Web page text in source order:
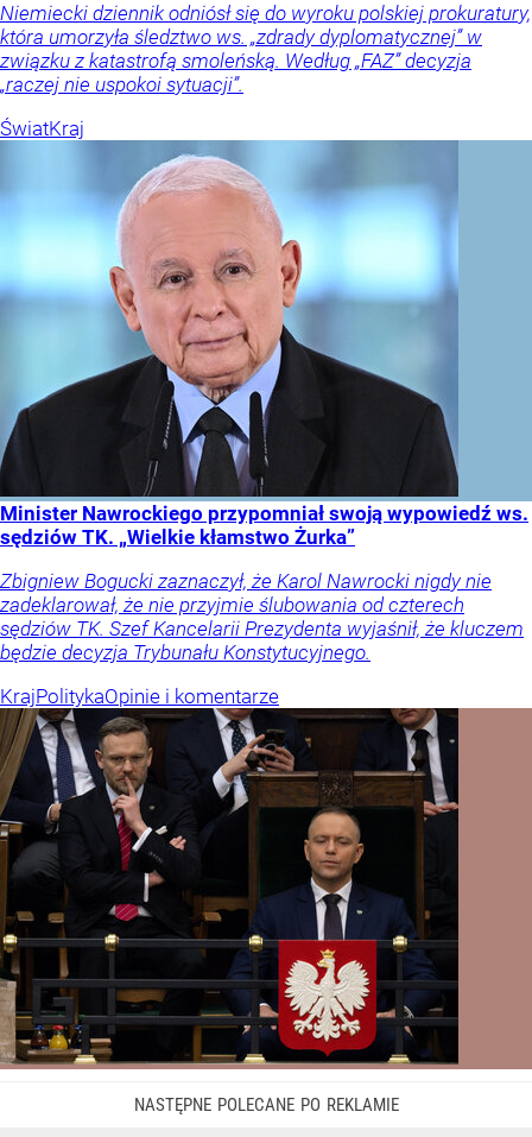
Niemiecki dziennik odniósł się do wyroku polskiej prokuratury,
która umorzyła śledztwo ws. „zdrady dyplomatycznej” w
związku z katastrofą smoleńską. Według „FAZ” decyzja
„raczej nie uspokoi sytuacji”.
ŚwiatKraj
Minister Nawrockiego przypomniał swoją wypowiedź ws.
sędziów TK. „Wielkie kłamstwo Żurka”
Zbigniew Bogucki zaznaczył, że Karol Nawrocki nigdy nie
zadeklarował, że nie przyjmie ślubowania od czterech
sędziów TK. Szef Kancelarii Prezydenta wyjaśnił, że kluczem
będzie decyzja Trybunału Konstytucyjnego.
KrajPolitykaOpinie i komentarze